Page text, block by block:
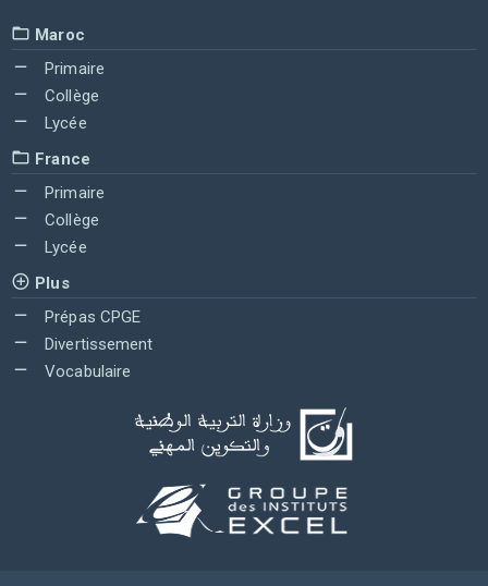
Maroc
Primaire
Collège
Lycée
France
Primaire
Collège
Lycée
Plus
Prépas CPGE
Divertissement
Vocabulaire